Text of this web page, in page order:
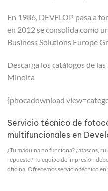
En 1986, DEVELOP pasa a
en 2012 se consolida como
Business Solutions Europe
Descarga los catálogos de
Minolta
{phocadownload
Servicio técnico de
multifuncionales en
¿Tu máquina no funciona? ¿atascos,
repuesto? Tu equipo de impresión
oficina. Ofrecemos servicio técnico en